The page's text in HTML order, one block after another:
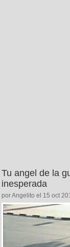
Tu angel de la
inesperada
por Angelito el 15 oct